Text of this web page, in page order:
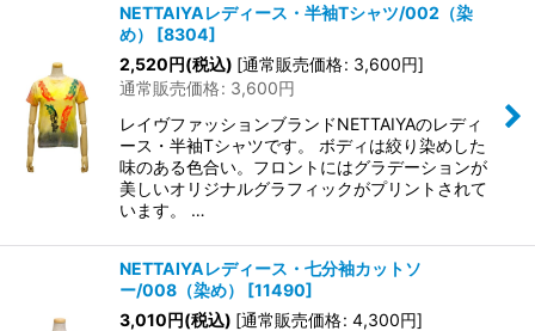
NETTAIYAレディース・半袖Tシャツ/002（染
め）
[8304]
2,520円(税込) [通常販売価格: 3,600円]
通常販売価格: 3,600円
レイヴファッションブランドNETTAIYAのレディ
ース・半袖Tシャツです。 ボディは絞り染めした
味のある色合い。フロントにはグラデーションが
美しいオリジナルグラフィックがプリントされて
います。 …
NETTAIYAレディース・七分袖カットソ
ー/008（染め）
[11490]
3,010円(税込) [通常販売価格: 4,300円]